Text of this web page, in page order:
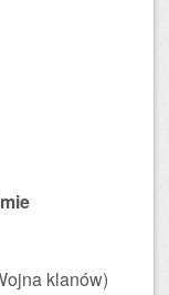
klanów)